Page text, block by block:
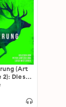
(Art
2): Dieser
Sie um